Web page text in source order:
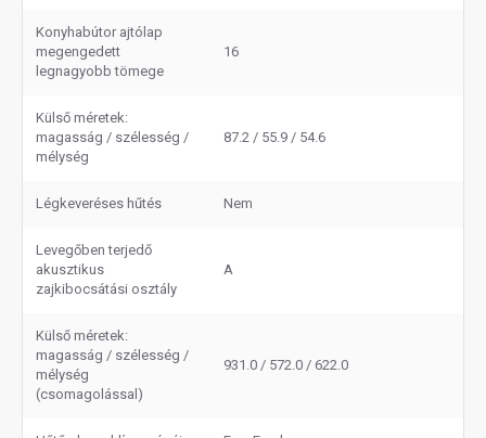
Konyhabútor ajtólap
megengedett
legnagyobb tömege
16
Külső méretek:
magasság / szélesség /
mélység
87.2 / 55.9 / 54.6
Légkeveréses hűtés Nem
Levegőben terjedő
akusztikus
zajkibocsátási osztály
A
Külső méretek:
magasság / szélesség /
mélység
(csomagolással)
931.0 / 572.0 / 622.0